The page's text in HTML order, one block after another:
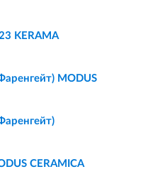
KERAMA
MODUS
CERAMICA